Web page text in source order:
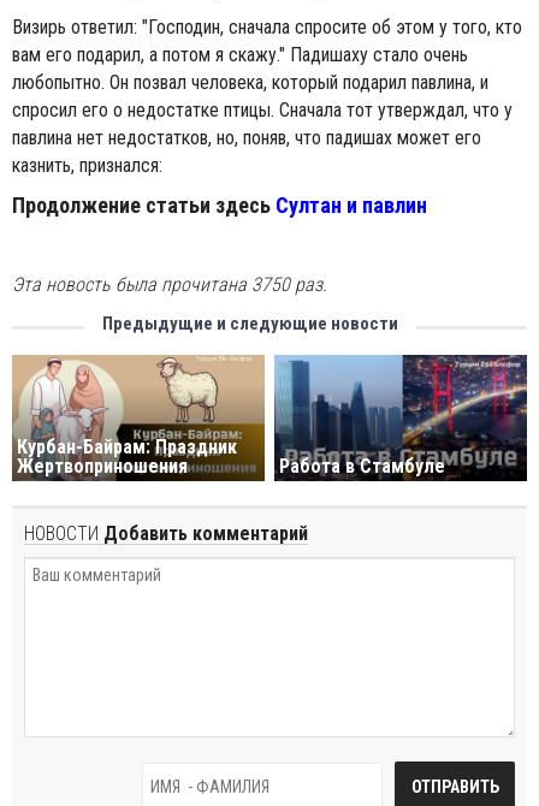
Визирь ответил: "Господин, сначала спросите об этом у того, кто
вам его подарил, а потом я скажу." Падишаху стало очень
любопытно. Он позвал человека, который подарил павлина, и
спросил его о недостатке птицы. Сначала тот утверждал, что у
павлина нет недостатков, но, поняв, что падишах может его
казнить, признался:
Продолжение статьи здесь Султан и павлин
Эта новость была прочитана 3750 раз.
Предыдущие и следующие новости
Курбан-Байрам: Праздник
Жертвоприношения
Работа в Стамбуле
НОВОСТИ Добавить комментарий